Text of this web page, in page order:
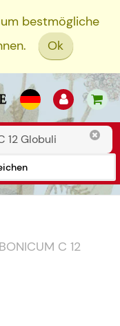
bestmögliche
Ok
C 12